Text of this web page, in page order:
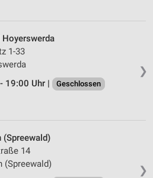
❯
Hoyerswerda
1-33
19:00 Uhr |
Geschlossen
❯
(Spreewald)
14
(Spreewald)
von Inhalten
Statistiken oder
aus verschiedenen
zur Auswahl von